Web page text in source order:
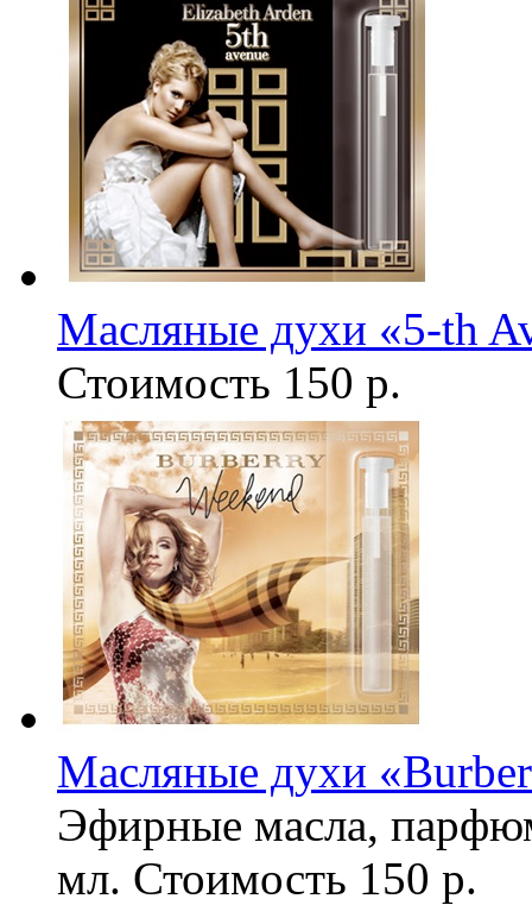
Масляные духи «5-th
Стоимость 150 р.
Масляные духи
Эфирные масла,
мл. Стоимость 150 р.